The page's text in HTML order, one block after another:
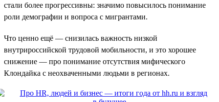
стали более прогрессивны: значимо повысилось понимание
роли демографии и вопроса с мигрантами.
Что ценно ещё — снизилась важность низкой
внутрироссийской трудовой мобильности, и это хорошее
снижение — про понимание отсутствия мифического
Клондайка с неохваченными людьми в регионах.